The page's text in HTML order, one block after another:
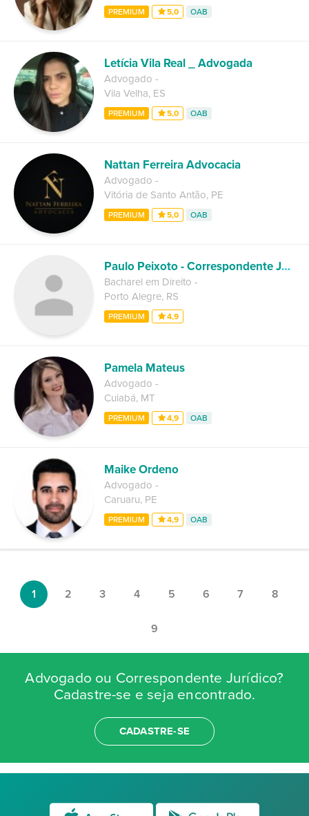
PREMIUM 5,0 OAB
Letícia Vila Real _ Advogada
Advogado -
Vila Velha, ES
PREMIUM 5,0 OAB
Nattan Ferreira Advocacia
Advogado -
Vitória de Santo Antão, PE
PREMIUM 5,0 OAB
Paulo Peixoto - Correspondente Jurídico Porto Alegre
Bacharel em Direito -
Porto Alegre, RS
PREMIUM 4,9
Pamela Mateus
Advogado -
Cuiabá, MT
PREMIUM 4,9 OAB
Maike Ordeno
Advogado -
Caruaru, PE
PREMIUM 4,9 OAB
1 2 3 4 5 6 7 8
9
Advogado ou Correspondente Jurídico?
Cadastre-se e seja encontrado.
CADASTRE-SE